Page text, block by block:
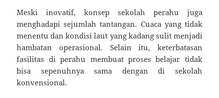
Meski inovatif, konsep sekolah perahu juga
menghadapi sejumlah tantangan. Cuaca yang tidak
menentu dan kondisi laut yang kadang sulit menjadi
hambatan operasional. Selain itu, keterbatasan
fasilitas di perahu membuat proses belajar tidak
bisa sepenuhnya sama dengan di sekolah
konvensional.